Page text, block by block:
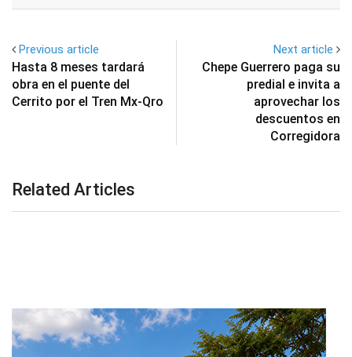
Previous article
Hasta 8 meses tardará
obra en el puente del
Cerrito por el Tren Mx-Qro
Next article
Chepe Guerrero paga su
predial e invita a
aprovechar los
descuentos en
Corregidora
Related Articles